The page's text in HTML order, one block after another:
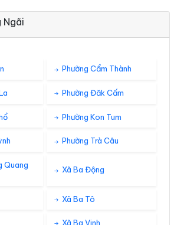
Ngãi
Phường Cẩm Thành
Phường Đăk Cấm
Phường Kon Tum
Phường Trà Câu
Quang
Xã Ba Động
Xã Ba Tô
Xã Ba Vinh